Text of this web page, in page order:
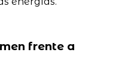
frente a